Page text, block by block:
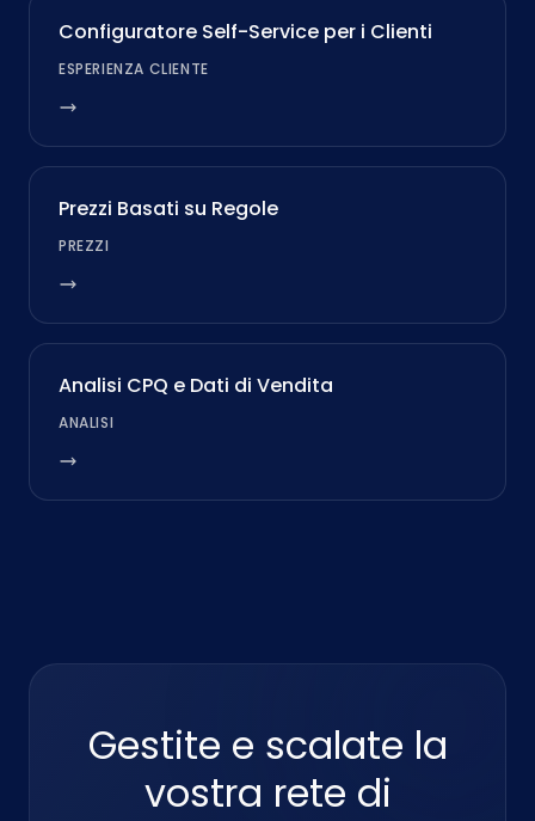
Configuratore Self-Service per i Clienti
ESPERIENZA CLIENTE
Prezzi Basati su Regole
PREZZI
Analisi CPQ e Dati di Vendita
ANALISI
Gestite e scalate la
vostra rete di